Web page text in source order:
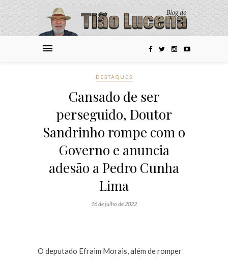
DESTAQUES
Cansado de ser
perseguido, Doutor
Sandrinho rompe com o
Governo e anuncia
adesão a Pedro Cunha
Lima
16 de julho de 2022
O deputado Efraim Morais, além de romper